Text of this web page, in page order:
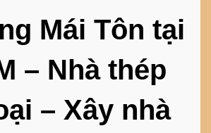
Mái Tôn tại
– Nhà thép
– Xây nhà